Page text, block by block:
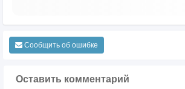
Сообщить об ошибке
Оставить комментарий